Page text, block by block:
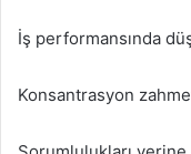
İş performansında
Konsantrasyon